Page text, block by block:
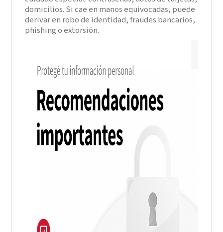
domicilios. Si cae en manos equivocadas, puede
derivar en robo de identidad, fraudes bancarios,
phishing o extorsión.